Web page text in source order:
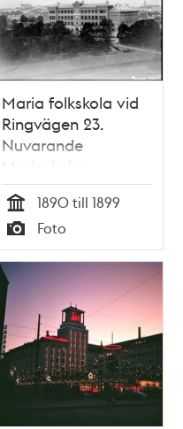
Maria folkskola vid
Ringvägen 23.
Nuvarande
Mariaskolan
Tid
1890 till 1899
Typ
Foto